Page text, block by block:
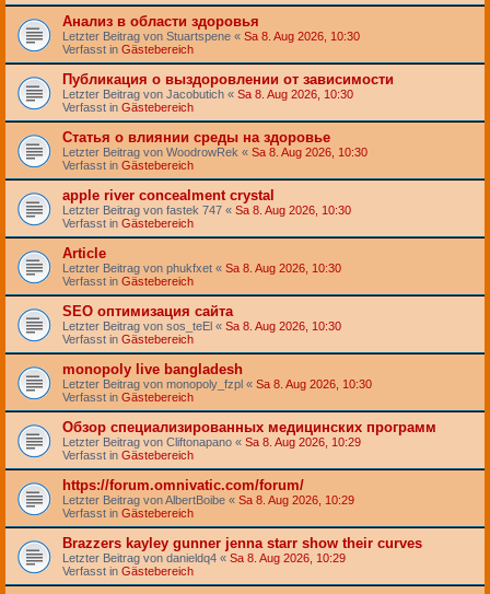
Анализ в области здоровья
Letzter Beitrag von Stuartspene « Sa 8. Aug 2026, 10:30
Verfasst in Gästebereich
Публикация о выздоровлении от зависимости
Letzter Beitrag von Jacobutich « Sa 8. Aug 2026, 10:30
Verfasst in Gästebereich
Статья о влиянии среды на здоровье
Letzter Beitrag von WoodrowRek « Sa 8. Aug 2026, 10:30
Verfasst in Gästebereich
apple river concealment crystal
Letzter Beitrag von fastek 747 « Sa 8. Aug 2026, 10:30
Verfasst in Gästebereich
Article
Letzter Beitrag von phukfxet « Sa 8. Aug 2026, 10:30
Verfasst in Gästebereich
SEO оптимизация сайта
Letzter Beitrag von sos_teEl « Sa 8. Aug 2026, 10:30
Verfasst in Gästebereich
monopoly live bangladesh
Letzter Beitrag von monopoly_fzpl « Sa 8. Aug 2026, 10:30
Verfasst in Gästebereich
Обзор специализированных медицинских программ
Letzter Beitrag von Cliftonapano « Sa 8. Aug 2026, 10:29
Verfasst in Gästebereich
https://forum.omnivatic.com/forum/
Letzter Beitrag vonAlbertBoibe « Sa 8. Aug 2026, 10:29
Verfasst in Gästebereich
Brazzers kayley gunner jenna starr show their curves
Letzter Beitrag von danieldq4 « Sa 8. Aug 2026, 10:29
Verfasst in Gästebereich